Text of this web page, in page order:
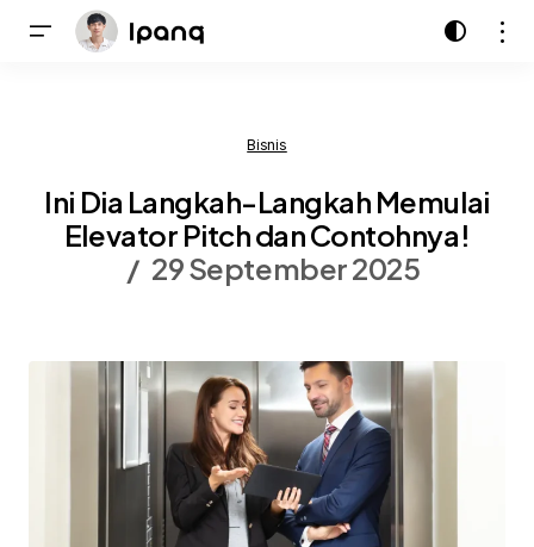
Bisnis
Ini Dia Langkah-Langkah Memulai
Elevator Pitch dan Contohnya!
29 September 2025